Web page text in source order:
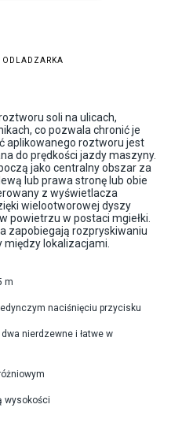
ODLADZARKA
soli na ulicach,
co pozwala chronić je
aplikowanego roztworu jest
do prędkości jazdy maszyny.
jako centralny obszar za
lub prawa stronę lub obie
z wyświetlacza
wielootworowej dyszy
powietrzu w postaci mgiełki.
zapobiegają rozpryskiwaniu
lokalizacjami.
m
naciśnięciu przycisku
nierdzewne i łatwe w
wysokości